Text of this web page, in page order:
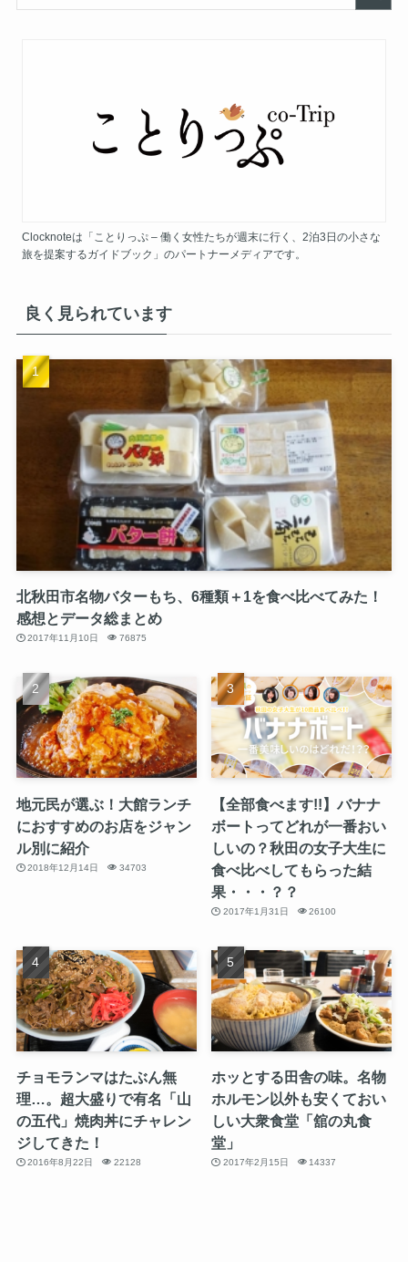
Clocknoteは「ことりっぷ – 働く女性たちが週末に行く、2泊3日の小さな
旅を提案するガイドブック」のパートナーメディアです。
良く見られています
北秋田市名物バターもち、6種類＋1を食べ比べてみた！
感想とデータ総まとめ
2017年11月10日 76875
地元民が選ぶ！大館ランチ
におすすめのお店をジャン
ル別に紹介
2018年12月14日 34703
【全部食べます!!】バナナ
ボートってどれが一番おい
しいの？秋田の女子大生に
食べ比べしてもらった結
果・・・？？
2017年1月31日 26100
チョモランマはたぶん無
理…。超大盛りで有名「山
の五代」焼肉丼にチャレン
ジしてきた！
2016年8月22日 22128
ホッとする田舎の味。名物
ホルモン以外も安くておい
しい大衆食堂「舘の丸食
堂」
2017年2月15日 14337